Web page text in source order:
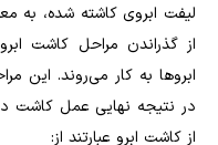
لیفت ابروی کاشته شده،
از گذراندن مراحل کاشت
ابروها به کار می‌روند. این
در نتیجه نهایی عمل کاشت
از کاشت ابرو عبارتند از: